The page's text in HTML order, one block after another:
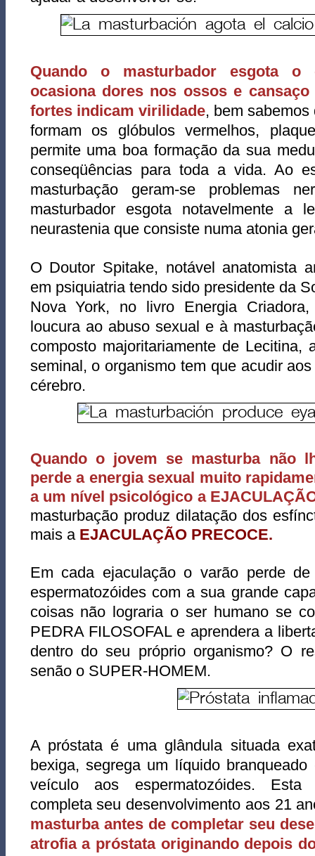
Quando o masturbador esgota o
ocasiona dores nos ossos e
fortes indicam virilidade, bem sabemos
formam os glóbulos vermelhos,
permite uma boa formação da sua
conseqüências para toda a vida. Ao
masturbação geram-se problemas
masturbador esgota notavelmente a
neurastenia que consiste numa atonia
O Doutor Spitake, notável anatomista
em psiquiatria tendo sido presidente da
Nova York, no livro Energia
loucura ao abuso sexual e à
composto majoritariamente de Lecitina,
seminal, o organismo tem que acudir
cérebro.
Quando o jovem se masturba não
perde a energia sexual muito
a um nível psicológico a
masturbação produz dilatação dos
mais a EJACULAÇÃO PRECOCE.
Em cada ejaculação o varão perde
espermatozóides com a sua grande
coisas não lograria o ser humano se
PEDRA FILOSOFAL e aprendera a
dentro do seu próprio organismo? O
senão o SUPER-HOMEM.
A próstata é uma glândula situada
bexiga, segrega um líquido
veículo aos espermatozóides. Esta
completa seu desenvolvimento aos 21
masturba antes de completar seu
atrofia a próstata originando depois